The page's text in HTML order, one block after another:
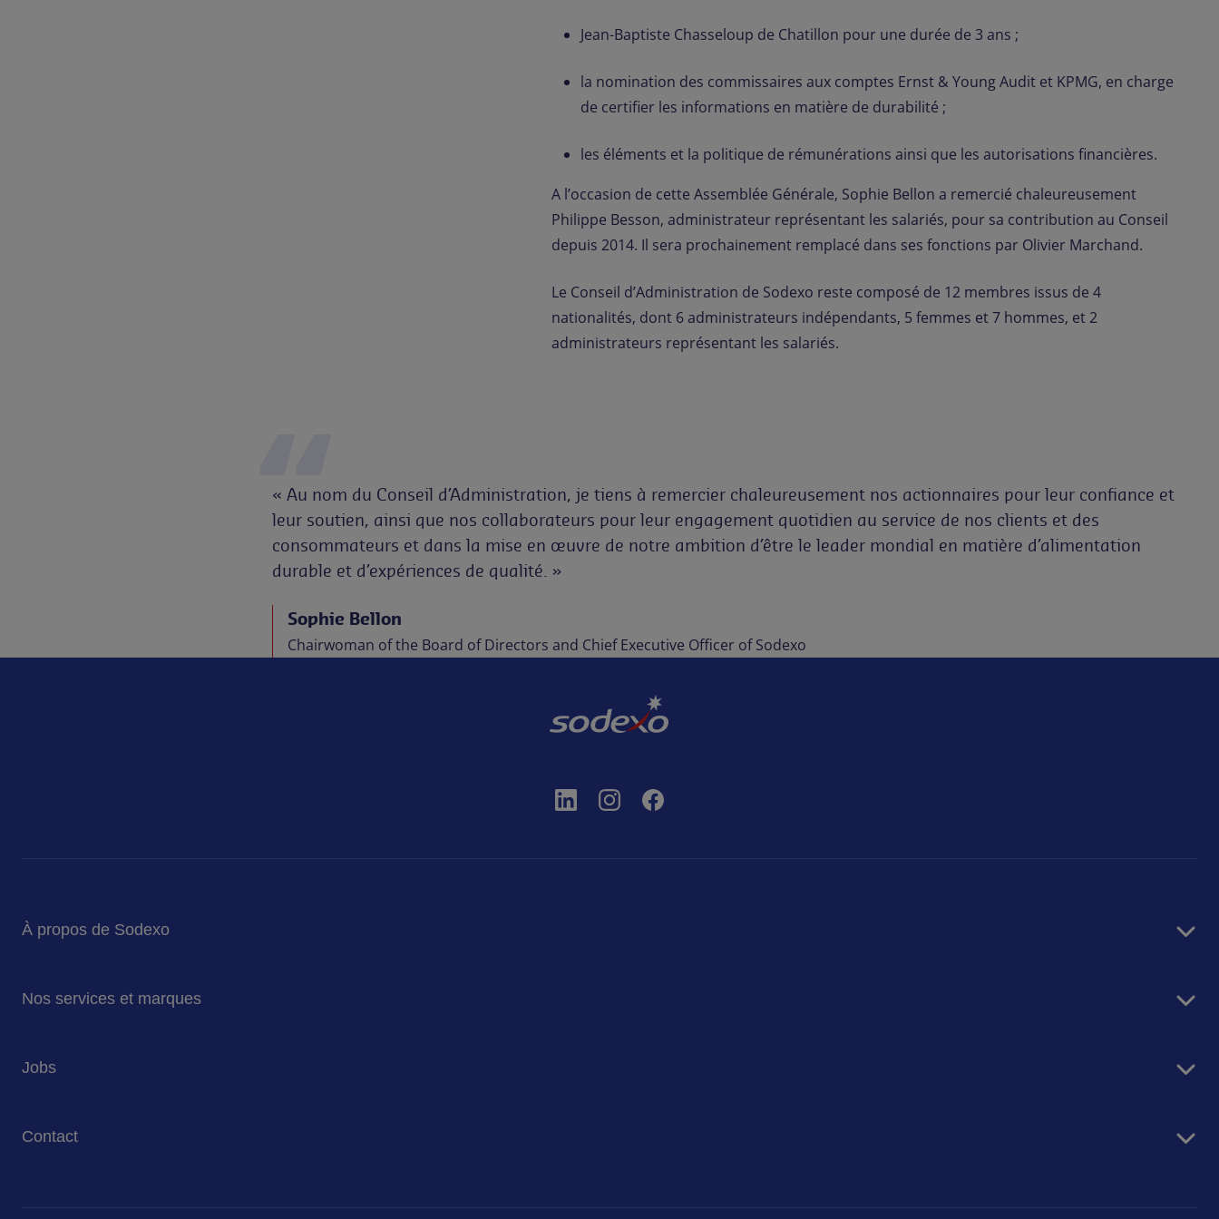
Jean-Baptiste Chasseloup de Chatillon pour une durée de 3 ans ;
la nomination des commissaires aux comptes Ernst & Young Audit et KPMG, en charge
de certifier les informations en matière de durabilité ;
les éléments et la politique de rémunérations ainsi que les autorisations financières.
A l’occasion de cette Assemblée Générale, Sophie Bellon a remercié chaleureusement
Philippe Besson, administrateur représentant les salariés, pour sa contribution au Conseil
depuis 2014. Il sera prochainement remplacé dans ses fonctions par Olivier Marchand.
Le Conseil d’Administration de Sodexo reste composé de 12 membres issus de 4
nationalités, dont 6 administrateurs indépendants, 5 femmes et 7 hommes, et 2
administrateurs représentant les salariés.
« Au nom du Conseil d’Administration, je tiens à remercier chaleureusement nos actionnaires pour leur confiance et
leur soutien, ainsi que nos collaborateurs pour leur engagement quotidien au service de nos clients et des
consommateurs et dans la mise en œuvre de notre ambition d’être le leader mondial en matière d’alimentation
durable et d’expériences de qualité. »
Sophie Bellon
Chairwoman of the Board of Directors and Chief Executive Officer of Sodexo
À propos de Sodexo
Notre mission et ambition
Nos services et marques
Nos marques
Jobs
Nos offres d'emploi
Contact